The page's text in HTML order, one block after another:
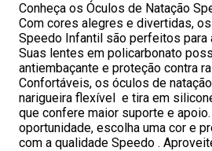
Conheça os Óculos de Natação
Com cores alegres e divertidas,
Speedo Infantil são perfeitos para
Suas lentes em policarbonato
antiembaçante e proteção contra
Confortáveis, os óculos de
narigueira flexível e tira em
que confere maior suporte e
oportunidade, escolha uma cor e
com a qualidade Speedo .